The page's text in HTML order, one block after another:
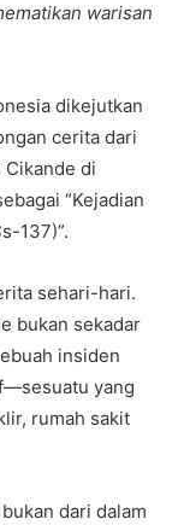
warisan
dikejutkan
cerita dari
di
“Kejadian
137)”.
sehari-hari.
bukan sekadar
insiden
yang
rumah sakit
dari dalam